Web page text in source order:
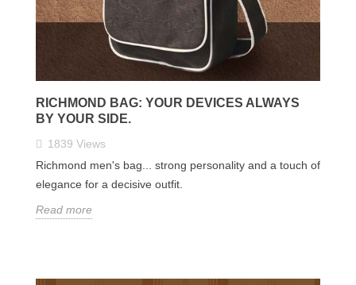
RICHMOND BAG: YOUR DEVICES ALWAYS
BY YOUR SIDE.
1839 Views
Richmond men's bag... strong personality and a touch of
elegance for a decisive outfit.
Read more